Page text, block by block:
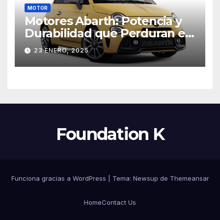
MOTOR
Motores Abarth: Potencia y
Durabilidad que Perduran en
el Tiempo
23 ENERO, 2025
Foundation K
Funciona gracias a WordPress Tema: Newsup de Themeansar
HomeContact Us